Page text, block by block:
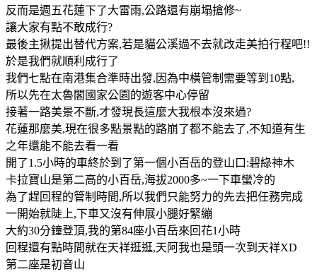
反而是週五花蓮下了大雷雨,公路還有崩塌搶修~
讓大家有點不敢成行?
最後主揪提出替代方案,若是貓公溪過不去就改走美拍行程吧!!
於是我們就順利成行了
我們七點在南港集合準時出發,因為中橫管制需要等到10點,
所以先在太魯閣國家公園的遊客中心停留
接著一路美景不斷,才發現長這麼大我根本沒來過?
花蓮那麼美,現在很多點景點的路崩了都不能去了,不知道有生
之年還能不能去看一看
開了1.5小時的車終於到了第一個小百岳的登山口:碧綠神木
卡拉寶山是第二高的小百岳,海拔2000多~一下車蠻冷的
為了趕回程的管制時間,所以我們只能努力的先去把任務完成
一開始就陡上,下車又沒有伸展小腿好緊繃
大約30分鐘登頂,我的第84座小百岳來回花1小時
回程還有點時間就在天祥逛逛,天阿我也是頭一次到天祥XD
第二座是初音山